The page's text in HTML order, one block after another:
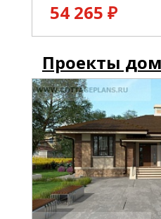
54 265 ₽
Проекты